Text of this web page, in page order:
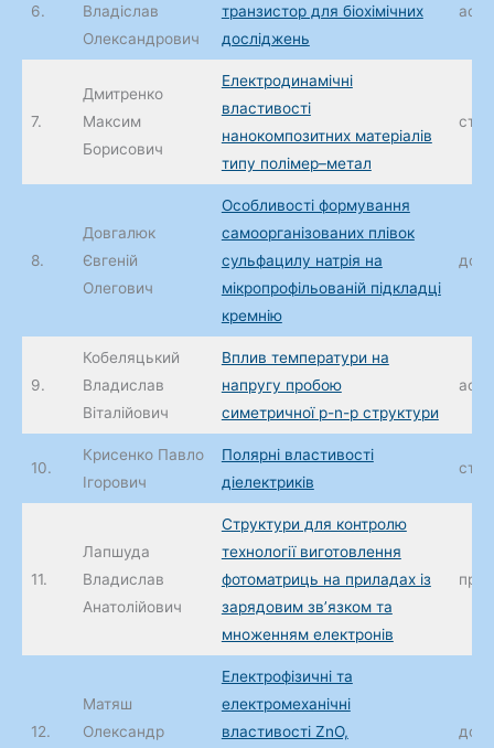
6.
Владіслав
Олександрович
транзистор для біохімічних
досліджень
7.
Дмитренко
Максим
Борисович
Електродинамічні
властивості
нанокомпозитних матеріалів
типу полімер–метал
ст.
8.
Довгалюк
Євгеній
Олегович
Особливості формування
самоорганізованих плівок
сульфацилу натрія на
мікропрофільованій підкладці
кремнію
9.
Кобеляцький
Владислав
Віталійович
Вплив температури на
напругу пробою
симетричної p-n-p структури
10.
Крисенко Павло
Ігорович
Полярні властивості
діелектриків
ст.
11.
Лапшуда
Владислав
Анатолійович
Структури для контролю
технології виготовлення
фотоматриць на приладах із
зарядовим зв’язком та
множенням електронів
12.
Матяш
Олександр
Електрофізичні та
електромеханічні
властивості ZnO,